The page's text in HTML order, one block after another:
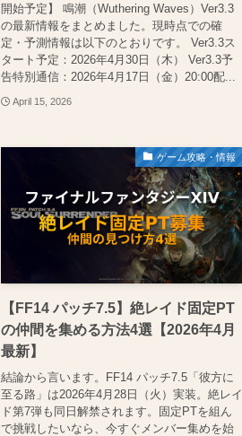
開始予定】 鳴潮（Wuthering Waves）Ver3.3
の最新情報をまとめました。現時点での確
定・予測情報は以下のとおりです。 Ver3.3ス
タート予定：2026年4月30日（木） Ver3.3予
告特別通信：2026年4月17日（金）20:00配...
April 15, 2026
ゲーム攻略・情報
【FF14 パッチ7.5】絶レイド固定PT
の仲間を集める方法4選【2026年4月
最新】
結論から言います。FF14 パッチ7.5「彼方に
至る路」は2026年4月28日（火）実装。絶レイ
ド第7弾も同日解禁されます。固定PTを組ん
で挑戦したいなら、今すぐメンバー集めを始